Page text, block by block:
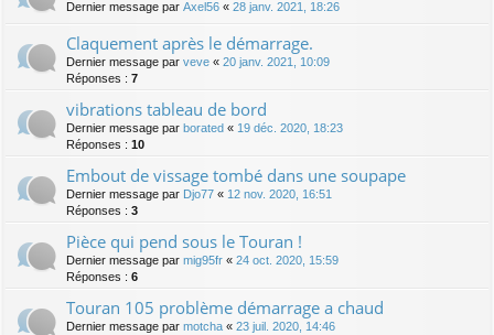
Dernier message par Axel56 « 28 janv. 2021, 18:26
Claquement après le démarrage.
Dernier message par veve « 20 janv. 2021, 10:09
Réponses : 7
vibrations tableau de bord
Dernier message par borated « 19 déc. 2020, 18:23
Réponses : 10
Embout de vissage tombé dans une soupape
Dernier message par Djo77 « 12 nov. 2020, 16:51
Réponses : 3
Pièce qui pend sous le Touran !
Dernier message par mig95fr « 24 oct. 2020, 15:59
Réponses : 6
Touran 105 problème démarrage a chaud
Dernier message par motcha « 23 juil. 2020, 14:46